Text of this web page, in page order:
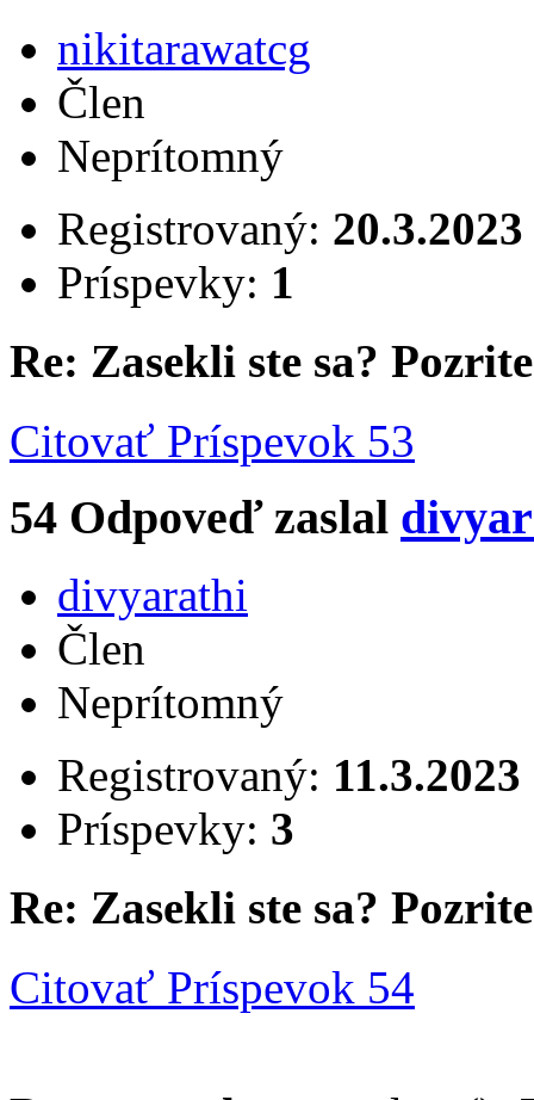
nikitarawatcg
Člen
Neprítomný
Registrovaný: 20.3.2023
Príspevky: 1
Re: Zasekli ste sa?
Citovať Príspevok 53
54 Odpoveď zaslal
divyarathi
Člen
Neprítomný
Registrovaný: 11.3.2023
Príspevky: 3
Re: Zasekli ste sa?
Citovať Príspevok 54